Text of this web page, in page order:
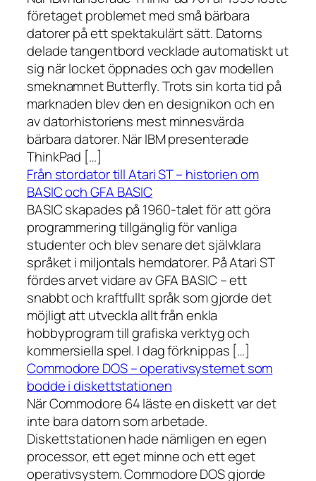
företaget problemet med små bärbara
datorer på ett spektakulärt sätt. Datorns
delade tangentbord vecklade automatiskt ut
sig när locket öppnades och gav modellen
smeknamnet Butterfly. Trots sin korta tid på
marknaden blev den en designikon och en
av datorhistoriens mest minnesvärda
bärbara datorer. När IBM presenterade
ThinkPad […]
Från stordator till Atari ST – historien om
BASIC och GFA BASIC
BASIC skapades på 1960-talet för att göra
programmering tillgänglig för vanliga
studenter och blev senare det självklara
språket i miljontals hemdatorer. På Atari ST
fördes arvet vidare av GFA BASIC – ett
snabbt och kraftfullt språk som gjorde det
möjligt att utveckla allt från enkla
hobbyprogram till grafiska verktyg och
kommersiella spel. I dag förknippas […]
Commodore DOS – operativsystemet som
bodde i diskettstationen
När Commodore 64 läste en diskett var det
inte bara datorn som arbetade.
Diskettstationen hade nämligen en egen
processor, ett eget minne och ett eget
operativsystem. Commodore DOS gjorde